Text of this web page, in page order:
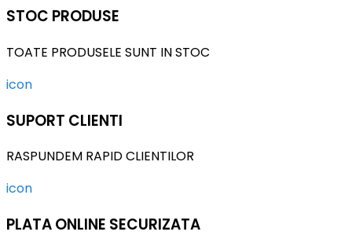
STOC PRODUSE
TOATE PRODUSELE SUNT IN STOC
icon
SUPORT CLIENTI
RASPUNDEM RAPID CLIENTILOR
icon
PLATA ONLINE SECURIZATA